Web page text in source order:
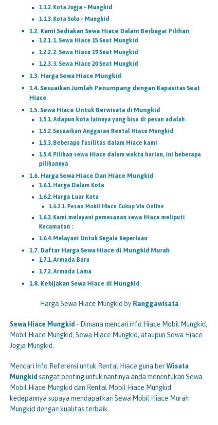
Kota Jogja - Mungkid
Kota Solo - Mungkid
Kami Sediakan Sewa Hiace Dalam Berbagai Pilihan
1. Sewa Hiace 15 Seat Mungkid
2. Sewa Hiace 19 Seat Mungkid
3. Sewa Hiace 20 Seat Mungkid
Harga Sewa Hiace Mungkid
Sesuaikan Jumlah Penumpang dengan Kapasitas Seat
Hiace
Sewa Hiace Untuk Berwisata di Mungkid
Adapun kota lainnya yang bisa di pesan adalah
Sesuaikan Anggaran Rental Hiace Mungkid
Beberapa fasilitas dalam Hiace kami
Pilihan sewa Hiace dalam waktu harian, ini beberapa
pilihannya
Harga Sewa Hiace Dan Hiace Mungkid
Harga Dalam Kota
Harga Luar Kota
Pesan Mobil Hiace Cukup Via Online
Kami melayani pemesanan sewa Hiace meliputi
Kecamatan :
Melayani Untuk Segala Keperluan
Daftar Harga Sewa Hiace di Mungkid Murah
Armada Baru
Armada Lama
Kebijakan Sewa Hiace di Mungkid
Harga Sewa Hiace Mungkid by Ranggawisata
Sewa Hiace Mungkid - Dimana mencari info Hiace Mobil Mungkid,
Mobil Hiace Mungkid, Sewa Hiace Mungkid, ataupun Sewa Hiace
Jogja Mungkid.
Mencari Info Referensi untuk Rental Hiace guna berWisata
Mungkid sangat penting untuk nantinya anda menentukan Sewa
Mobil Hiace Mungkid dan Rental Mobil Hiace Mungkid
kedepannya supaya mendapatkan Sewa Mobil Hiace Murah
Mungkid dengan kualitas terbaik.